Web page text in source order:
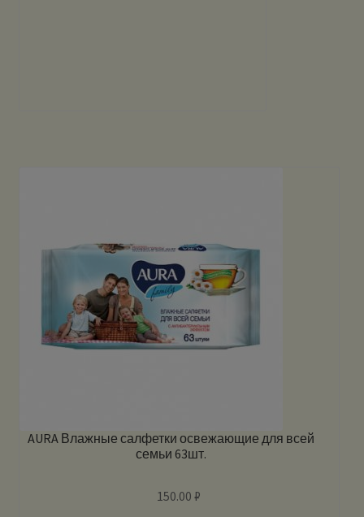
AURA Влажные салфетки освежающие для всей
семьи 63шт.
150.00₽